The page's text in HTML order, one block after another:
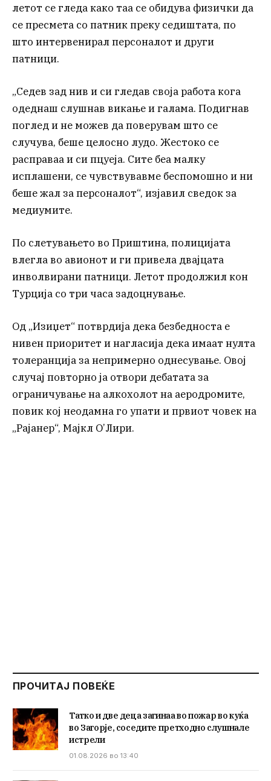
летот се гледа како таа се обидува физички да
се пресмета со патник преку седиштата, по
што интервенирал персоналот и други
патници.
„Седев зад нив и си гледав своја работа кога
одеднаш слушнав викање и галама. Подигнав
поглед и не можев да поверувам што се
случува, беше целосно лудо. Жестоко се
расправаа и си пцуеја. Сите беа малку
исплашени, се чувствувавме беспомошно и ни
беше жал за персоналот“, изјавил сведок за
медиумите.
По слетувањето во Приштина, полицијата
влегла во авионот и ги привела двајцата
инволвирани патници. Летот продолжил кон
Турција со три часа задоцнување.
Од „Изиџет“ потврдија дека безбедноста е
нивен приоритет и нагласија дека имаат нулта
толеранција за непримерно однесување. Овој
случај повторно ја отвори дебатата за
ограничување на алкохолот на аеродромите,
повик кој неодамна го упати и првиот човек на
„Рајанер“, Мајкл О’Лири.
ПРОЧИТАЈ ПОВЕЌЕ
Татко и две деца загинаа во пожар во куќа
во Загорје, соседите претходно слушнале
истрели
01.08.2026 во 13:40